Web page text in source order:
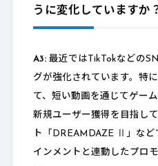
うに変化していますか
A3:最近ではTikTokなどの
グが強化されています。特
て、短い動画を通じてゲー
新規ユーザー獲得を目指し
ト「DREAMDAZE Ⅱ」な
インメントと連動したプロ